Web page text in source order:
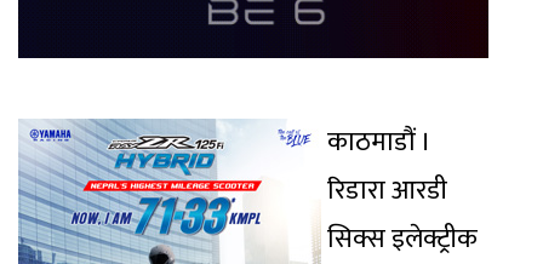
काठमाडौं ।
रिडारा आरडी
सिक्स इलेक्ट्रीक